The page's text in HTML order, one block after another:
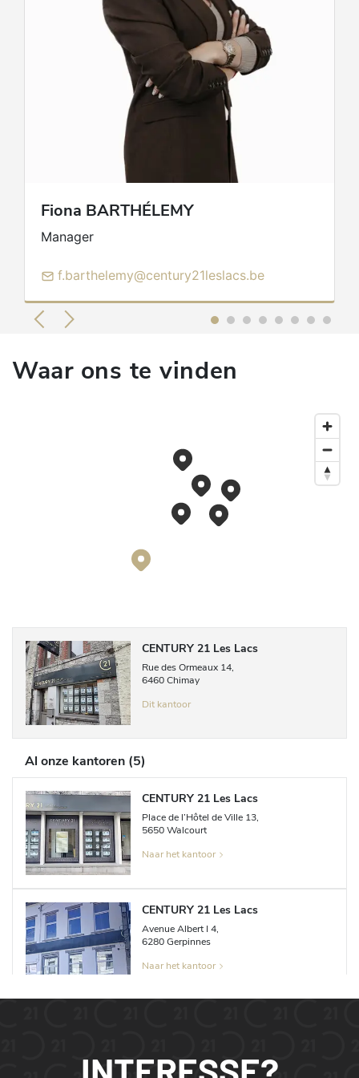
Fiona BARTHÉLEMY
Manager
f.barthelemy@century21leslacs.be
Waar ons te vinden
CENTURY 21 Les Lacs
Rue des Ormeaux 14,
6460 Chimay
Dit kantoor
Al onze kantoren (5)
CENTURY 21 Les Lacs
Place de l’Hôtel de Ville 13,
5650 Walcourt
Naar het kantoor
CENTURY 21 Les Lacs
Avenue Albert I 4,
6280 Gerpinnes
Naar het kantoor